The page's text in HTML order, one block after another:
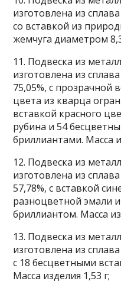
изготовлена из
со вставкой из
жемчуга диаметром
11. Подвеска из
изготовлена из
75,05%, с прозрачной
цвета из кварца
вставкой красного
рубина и 54
бриллиантами. Масса
12. Подвеска из
изготовлена из
57,78%, с вставкой
разноцветной эмали
бриллиантом. Масса
13. Подвеска из
изготовлена из
с 18 бесцветными
Масса изделия 1,53 г;